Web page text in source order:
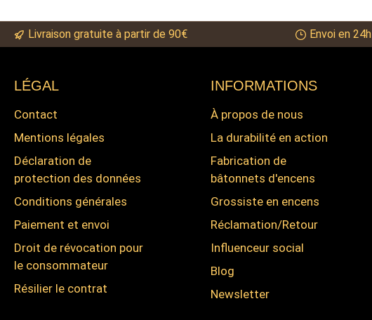
Livraison gratuite à partir de 90€ Envoi en 24h
LÉGAL
Contact
Mentions légales
Déclaration de
protection des données
Conditions générales
Paiement et envoi
Droit de révocation pour
le consommateur
Résilier le contrat
INFORMATIONS
À propos de nous
La durabilité en action
Fabrication de
bâtonnets d'encens
Grossiste en encens
Réclamation/Retour
Influenceur social
Blog
Newsletter